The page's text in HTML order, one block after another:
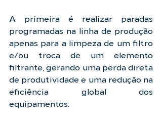
A primeira é realizar paradas
programadas na linha de produção
apenas para a limpeza de um filtro
e/ou troca de um elemento
filtrante, gerando uma perda direta
de produtividade e uma redução na
eficiência global dos
equipamentos.